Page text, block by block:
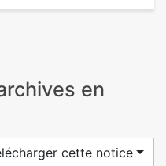
en
cette notice